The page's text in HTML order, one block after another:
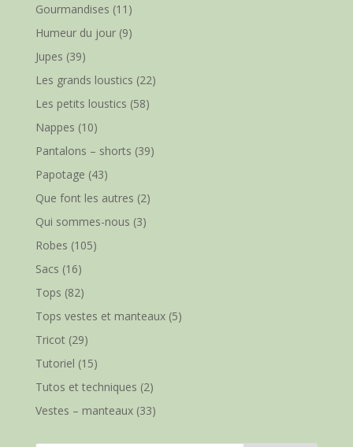
Gourmandises (11)
Humeur du jour(9)
Jupes (39)
Les grands loustics (22)
Les petits loustics (58)
Nappes (10)
Pantalons – shorts (39)
Papotage (43)
Que font les autres (2)
Qui sommes-nous (3)
Robes (105)
Sacs (16)
Tops (82)
Tops vestes et manteaux(5)
Tricot (29)
Tutoriel (15)
Tutos et techniques (2)
Vestes – manteaux(33)